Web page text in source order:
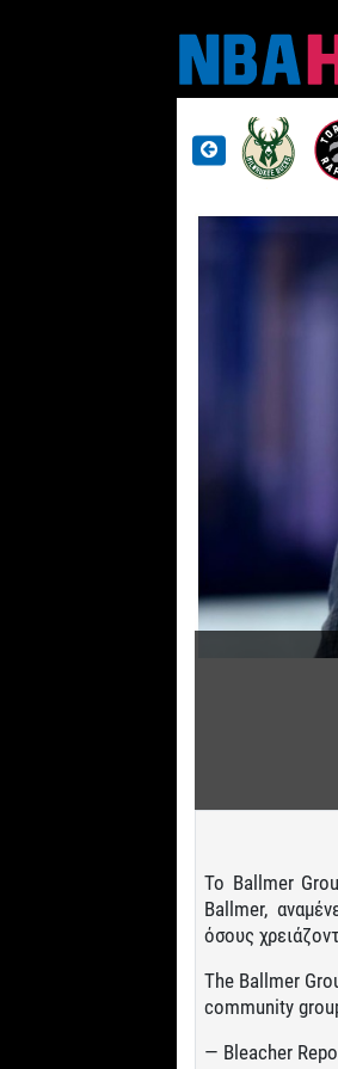
Το Ballmer
Ballmer,
όσους
The Ballmer
community
— Bleacher